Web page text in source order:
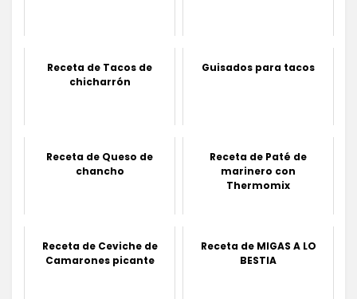
Receta de Tacos de
chicharrón
Guisados para tacos
Receta de Queso de
chancho
Receta de Paté de
marinero con
Thermomix
Receta de Ceviche de
Camarones picante
Receta de MIGAS A LO
BESTIA